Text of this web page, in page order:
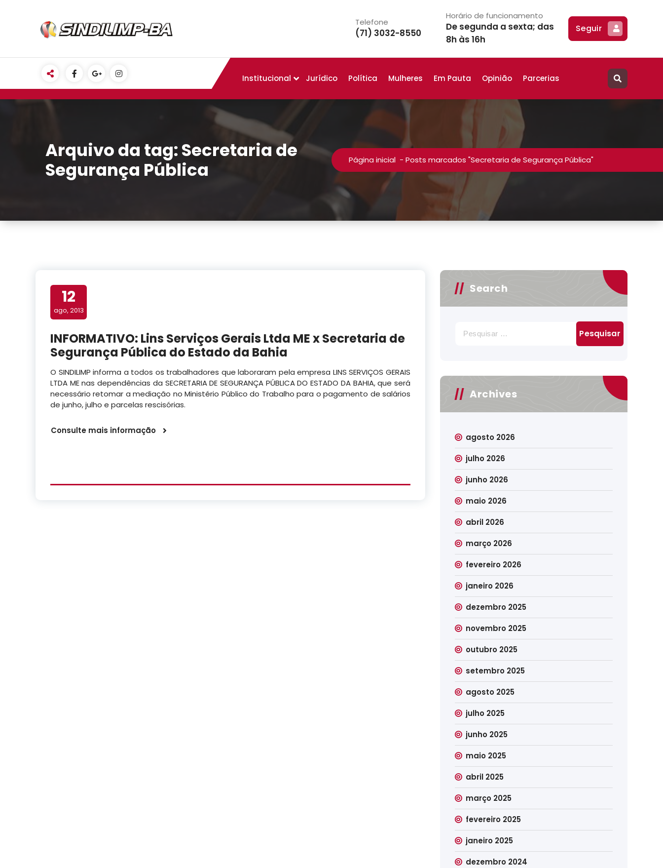
Telefone
(71) 3032-8550
Horário de funcionamento
De segunda a sexta; das
8h às 16h
Seguir
Institucional Jurídico Política Mulheres Em Pauta Opinião Parcerias
Arquivo da tag: Secretaria de
Segurança Pública
Página inicial - Posts marcados "Secretaria de Segurança Pública"
12
ago, 2013
INFORMATIVO: Lins Serviços Gerais Ltda ME x Secretaria de
Segurança Pública do Estado da Bahia
O SINDILIMP informa a todos os trabalhadores que laboraram pela empresa LINS SERVIÇOS GERAIS
LTDA ME nas dependências da SECRETARIA DE SEGURANÇA PÚBLICA DO ESTADO DA BAHIA, que será
necessário retomar a mediação no Ministério Público do Trabalho para o pagamento de salários
de junho, julho e parcelas rescisórias.
Consulte mais informação
Search
por:
Archives
agosto 2026
julho 2026
junho 2026
maio 2026
abril 2026
março 2026
fevereiro 2026
janeiro 2026
dezembro 2025
novembro 2025
outubro 2025
setembro 2025
agosto 2025
julho 2025
junho 2025
maio 2025
abril 2025
março 2025
fevereiro 2025
janeiro 2025
dezembro 2024